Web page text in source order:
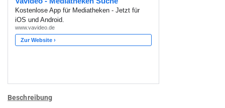
Beschreibung